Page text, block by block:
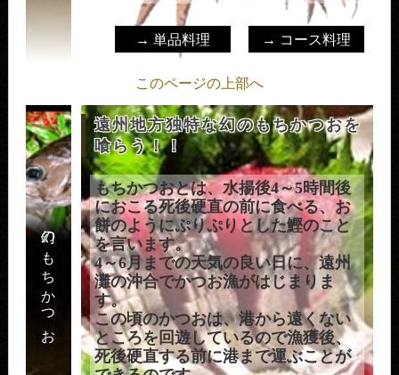
→ 単品料理 → コース料理
このページの上部へ
幻のもちかつお
遠州地方独特な幻のもちかつおを
喰らう！！
もちかつおとは、水揚後4～5時間後
におこる死後硬直の前に食べる、お
餅のようにぷりぷりとした鰹のこと
を言います。
4～6月までの天気の良い日に、遠州
灘の沖合でかつお漁がはじまりま
す。
この頃のかつおは、港から遠くない
ところを回遊しているので漁獲後、
死後硬直する前に港まで運ぶことが